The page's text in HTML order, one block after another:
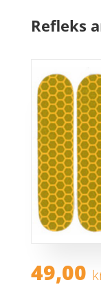
Refleks
49,00